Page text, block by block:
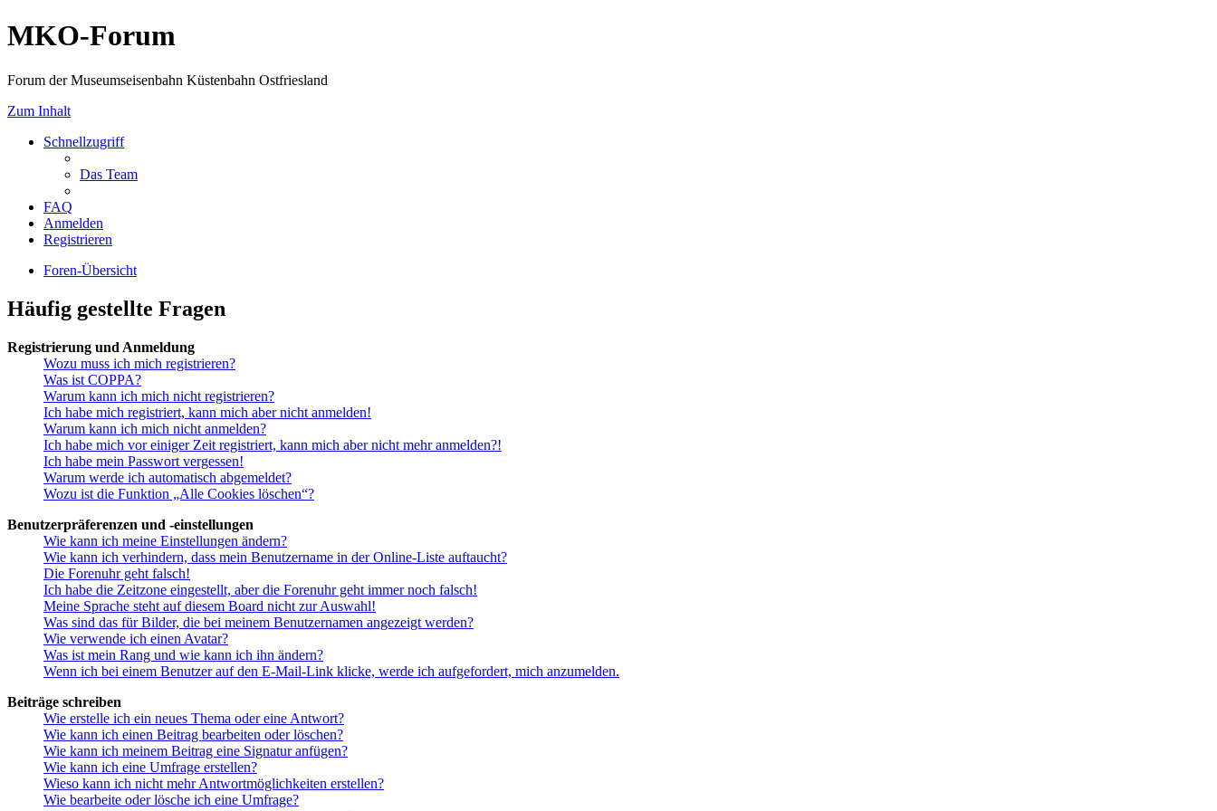
MKO-Forum
Forum der Museumseisenbahn Küstenbahn Ostfriesland
Zum Inhalt
Schnellzugriff
Das Team
FAQ
Anmelden
Registrieren
Foren-Übersicht
Häufig gestellte Fragen
Registrierung und Anmeldung
Wozu muss ich mich registrieren?
Was ist COPPA?
Warum kann ich mich nicht registrieren?
Ich habe mich registriert, kann mich aber nicht anmelden!
Warum kann ich mich nicht anmelden?
Ich habe mich vor einiger Zeit registriert, kann mich aber nicht mehr anmelden?!
Ich habe mein Passwort vergessen!
Warum werde ich automatisch abgemeldet?
Wozu ist die Funktion „Alle Cookies löschen“?
Benutzerpräferenzen und -einstellungen
Wie kann ich meine Einstellungen ändern?
Wie kann ich verhindern, dass mein Benutzername in der Online-Liste auftaucht?
Die Forenuhr geht falsch!
Ich habe die Zeitzone eingestellt, aber die Forenuhr geht immer noch falsch!
Meine Sprache steht auf diesem Board nicht zur Auswahl!
Was sind das für Bilder, die bei meinem Benutzernamen angezeigt werden?
Wie verwende ich einen Avatar?
Was ist mein Rang und wie kann ich ihn ändern?
Wenn ich bei einem Benutzer auf den E-Mail-Link klicke, werde ich aufgefordert, mich anzumelden.
Beiträge schreiben
Wie erstelle ich ein neues Thema oder eine Antwort?
Wie kann ich einen Beitrag bearbeiten oder löschen?
Wie kann ich meinem Beitrag eine Signatur anfügen?
Wie kann ich eine Umfrage erstellen?
Wieso kann ich nicht mehr Antwortmöglichkeiten erstellen?
Wie bearbeite oder lösche ich eine Umfrage?